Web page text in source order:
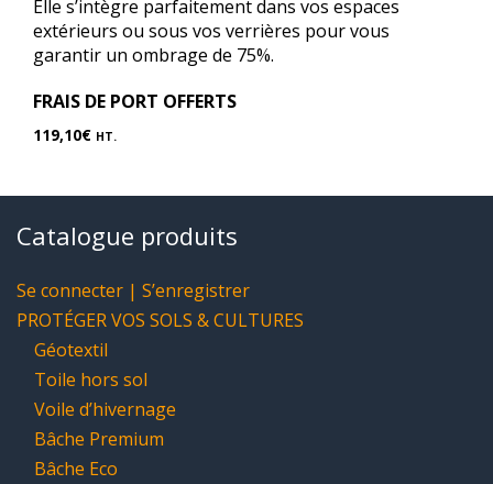
Elle s’intègre parfaitement dans vos espaces
extérieurs ou sous vos verrières pour vous
garantir un ombrage de 75%.
FRAIS DE PORT OFFERTS
119,10€ HT.
Catalogue produits
Se connecter | S’enregistrer
PROTÉGER VOS SOLS & CULTURES
Géotextil
Toile hors sol
Voile d’hivernage
Bâche Premium
Bâche Eco